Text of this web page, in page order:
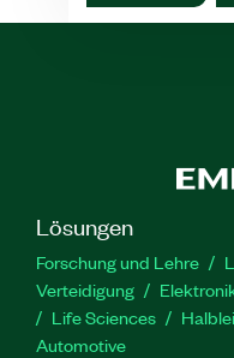
Lösungen
Forschung und Lehre
Verteidigung
Life Sciences
Automotive